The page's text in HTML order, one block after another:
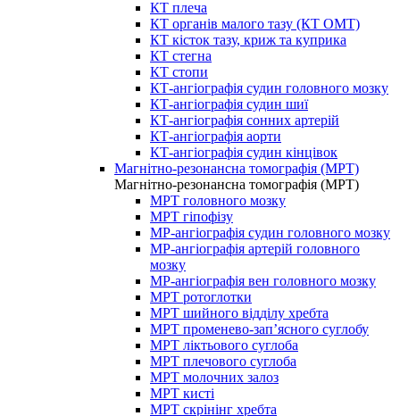
КТ плеча
КТ органів малого тазу (КТ ОМТ)
КТ кісток тазу, криж та куприка
КТ стегна
КТ стопи
КТ-ангіографія судин головного мозку
КТ-ангіографія судин шиї
КТ-ангіографія сонних артерій
КТ-ангіографія аорти
КТ-ангіографія судин кінцівок
Магнітно-резонансна томографія (МРТ)
Магнітно-резонансна томографія (МРТ)
МРТ головного мозку
МРТ гіпофізу
МР-ангіографія судин головного мозку
МР-ангіографія артерій головного
мозку
МР-ангіографія вен головного мозку
МРТ ротоглотки
МРТ шийного відділу хребта
МРТ променево-зап’ясного суглобу
МРТ ліктьового суглоба
МРТ плечового суглоба
МРТ молочних залоз
МРТ кисті
МРТ скрінінг хребта